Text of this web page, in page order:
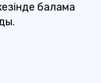
балама